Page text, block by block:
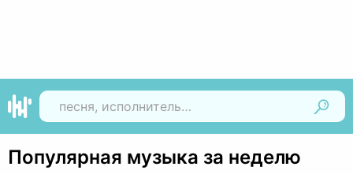
Популярная музыка за неделю